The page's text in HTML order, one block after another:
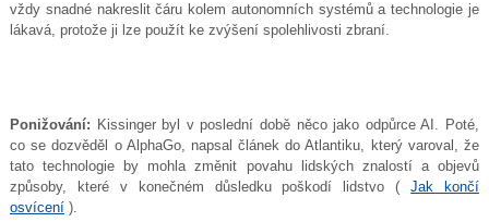
vždy snadné nakreslit čáru kolem autonomních systémů a technologie je
lákavá, protože ji lze použít ke zvýšení spolehlivosti zbraní.
Ponižování: Kissinger byl v poslední době něco jako odpůrce AI. Poté,
co se dozvěděl o AlphaGo, napsal článek do Atlantiku, který varoval, že
tato technologie by mohla změnit povahu lidských znalostí a objevů
způsoby, které v konečném důsledku poškodí lidstvo (Jak končí
osvícení).